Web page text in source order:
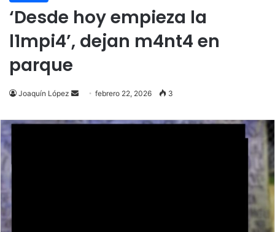
‘Desde hoy empieza la
l1mpi4’, dejan m4nt4 en
parque
Joaquín López
Send
email
febrero 22, 2026 3